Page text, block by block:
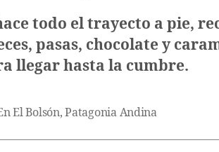
todo el trayecto a pie,
pasas, chocolate y
llegar hasta la cumbre.
El Bolsón,Patagonia Andina